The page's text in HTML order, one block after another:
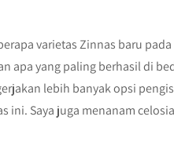
varietas Zinnas baru
apa yang paling berhasil di
lebih banyak opsi
ini. Saya juga menanam